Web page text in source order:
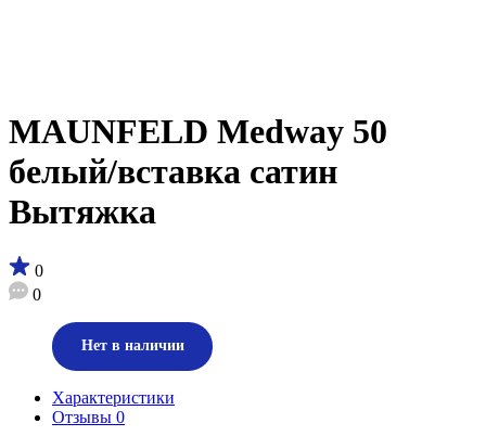
MAUNFELD Medway 50
белый/вставка сатин
Вытяжка
0
0
Нет в наличии
Характеристики
Отзывы 0